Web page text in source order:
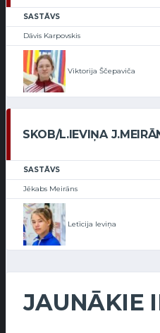
SASTĀVS
Dāvis Karpovskis
Viktorija Ščepaviča
SKOB/L.IEVIŅA
SASTĀVS
Jēkabs Meirāns
Letīcija Ieviņa
JAUNĀKIE